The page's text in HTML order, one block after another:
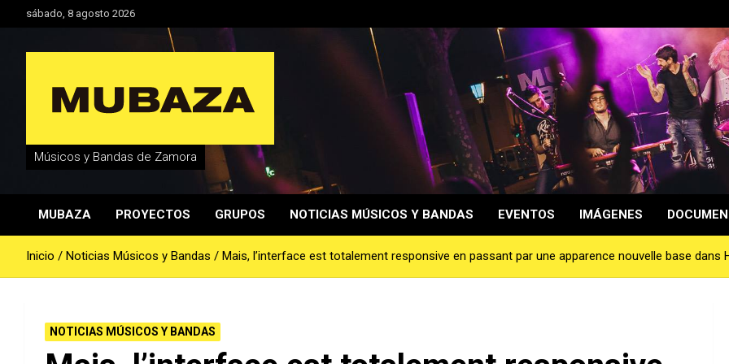
sábado, 8 agosto 2026
Músicos y Bandas de Zamora
MUBAZA PROYECTOS GRUPOS NOTICIAS MÚSICOS Y BANDAS EVENTOS IMÁGENES
Inicio Noticias Músicos y Bandas Mais, l’interface est totalement responsive en passant par une apparence nouvelle base dans
NOTICIAS MÚSICOS Y BANDAS